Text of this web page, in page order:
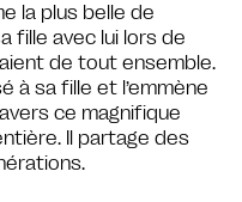
la plus belle de
fille avec lui lors de
de tout ensemble.
à sa fille et l’emmène
ce magnifique
Il partage des